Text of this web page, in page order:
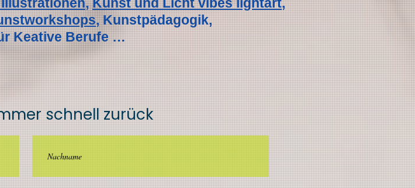
Aufnahmeprüfung der Fos
+ Mos Gestaltung. 100%
Erfolg und
Aufmerksamkeit für Dich.
,Kunst und Licht vibes lightart,
, Kunstpädagogik,
Keative Berufe …
schnell zurück